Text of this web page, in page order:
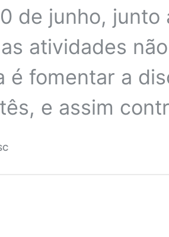
de junho,
atividades
é fomentar a
e assim